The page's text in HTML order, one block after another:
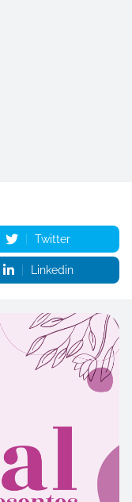
Twitter
Linkedin